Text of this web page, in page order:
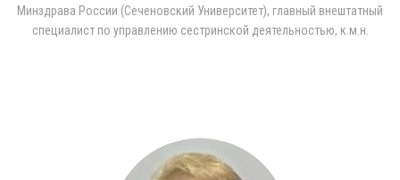
Минздрава России (Сеченовский Университет), главный внештатный
специалист по управлению сестринской деятельностью, к.м.н.